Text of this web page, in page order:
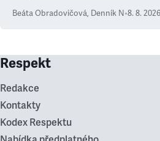
Beáta Obradovičová, Denník N•8. 8. 2026
Respekt
Redakce
Kontakty
Kodex Respektu